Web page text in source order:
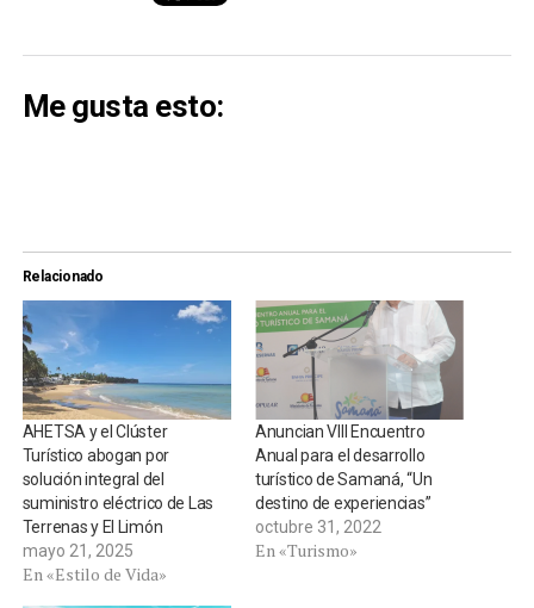
Me gusta esto:
Relacionado
AHETSA y el Clúster
Turístico abogan por
solución integral del
suministro eléctrico de Las
Terrenas y El Limón
mayo 21, 2025
En «Estilo de Vida»
Anuncian VIII Encuentro
Anual para el desarrollo
turístico de Samaná, “Un
destino de experiencias”
octubre 31, 2022
En «Turismo»